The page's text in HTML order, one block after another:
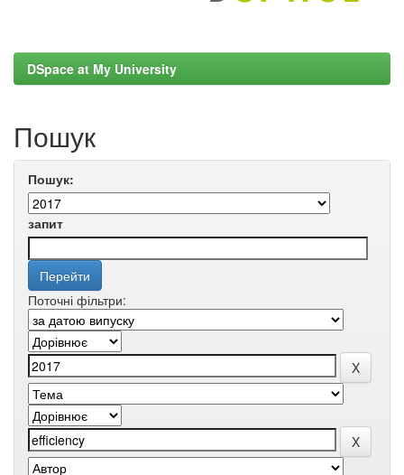
DSpace at My University
Пошук
Пошук:
запит
Поточні фільтри: